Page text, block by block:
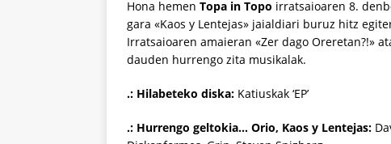
Hona hemen Topa in Topo irratsaioaren 8.
gara «Kaos y Lentejas» jaialdiari buruz hitz
Irratsaioaren amaieran «Zer dago Oreretan?!»
dauden hurrengo zita musikalak.
.: Hilabeteko diska: Katiuskak ‘EP’
.: Hurrengo geltokia… Orio, Kaos y Lentejas: